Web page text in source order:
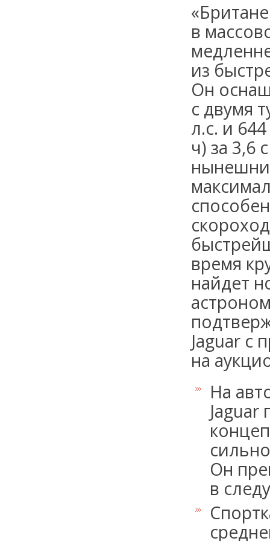
в
из
Он
с двумя
л.с. и
ч) за 3,6
время
найдет
Jaguar с
на
На
Jaguar
Он
в